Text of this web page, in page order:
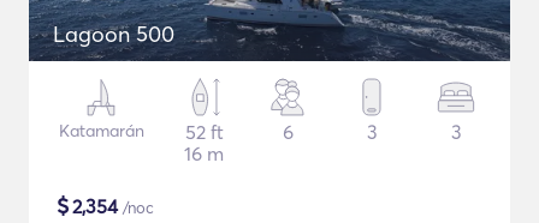
Lagoon 500
Katamarán
52 ft
16 m
6 3 3
$2,354/noc